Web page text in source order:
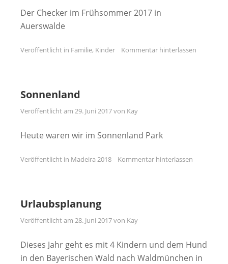
Der Checker im Frühsommer 2017 in
Auerswalde
Veröffentlicht in Familie, Kinder Kommentar hinterlassen
Sonnenland
Veröffentlicht am 29. Juni 2017von Kay
Heute waren wir im Sonnenland Park
Veröffentlicht in Madeira 2018 Kommentar hinterlassen
Urlaubsplanung
Veröffentlicht am 28. Juni 2017von Kay
Dieses Jahr geht es mit 4 Kindern und dem Hund
in den Bayerischen Wald nach Waldmünchen in